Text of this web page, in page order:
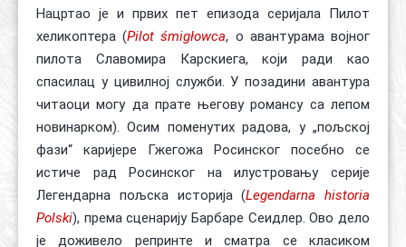
Нацртао је и првих пет епизода серијала Пилот
хеликоптера (Pilot śmigłowca, о авантурама војног
пилота Славомира Карскиега, који ради као
спасилац у цивилној служби. У позадини авантура
читаоци могу да прате његову романсу са лепом
новинарком). Осим поменутих радова, у „пољској
фази“ каријере Гжегожа Росинског посебно се
истиче рад Росинског на илустровању серије
Легендарна пољска историја (Legendarna historia
Polski), према сценарију Барбаре Сеидлер. Ово дело
је доживело репринте и сматра се класиком